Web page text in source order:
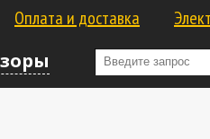
Оплата и доставка